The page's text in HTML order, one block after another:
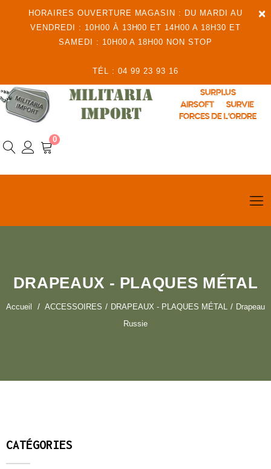
×
HORAIRES OUVERTURE MAGASIN : DU MARDI AU
VENDREDI : 10H00 À 13H00 ET 14H00 A 18H30 ET
SAMEDI : 10H00 A 18H00 NON STOP
TÉL : 04 99 23 93 16
0
DRAPEAUX - PLAQUES MÉTAL
Accueil ACCESSOIRES DRAPEAUX - PLAQUES MÉTAL
Drapeau
Russie
CATÉGORIES